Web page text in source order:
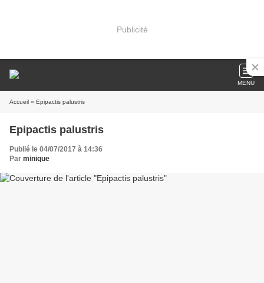
Publicité
MENU
Accueil » Epipactis palustris
Epipactis palustris
Publié le 04/07/2017 à 14:36
Par minique